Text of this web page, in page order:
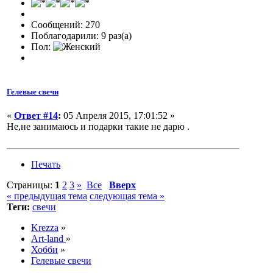
Сообщений: 270
Поблагодарили: 9 раз(а)
Пол:
Гелевые свечи
« Ответ #14: 05 Апреля 2015, 17:01:52 »
Не,не занимаюсь и подарки такие не дарю .
Печать
Страницы: 1 2 3 » Все
Вверх
« предыдущая тема следующая тема »
Теги: свечи
Krezza »
Art-land »
Хобби »
Гелевые свечи